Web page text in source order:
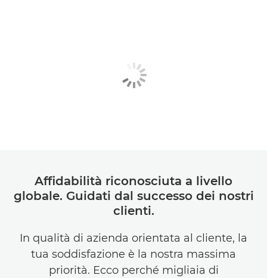
Affidabilità riconosciuta a livello
globale. Guidati dal successo dei nostri
clienti.
In qualità di azienda orientata al cliente, la
tua soddisfazione è la nostra massima
priorità. Ecco perché migliaia di